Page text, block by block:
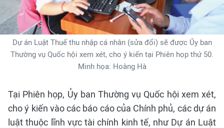
Dự án Luật Thuế thu nhập cá nhân (sửa đổi) sẽ được Ủy ban
Thường vụ Quốc hội xem xét, cho ý kiến tại Phiên họp thứ 50.
Minh họa: Hoàng Hà
Tại Phiên họp, Ủy ban Thường vụ Quốc hội xem xét,
cho ý kiến vào các báo cáo của Chính phủ, các dự án
luật thuộc lĩnh vực tài chính kinh tế, như Dự án Luật